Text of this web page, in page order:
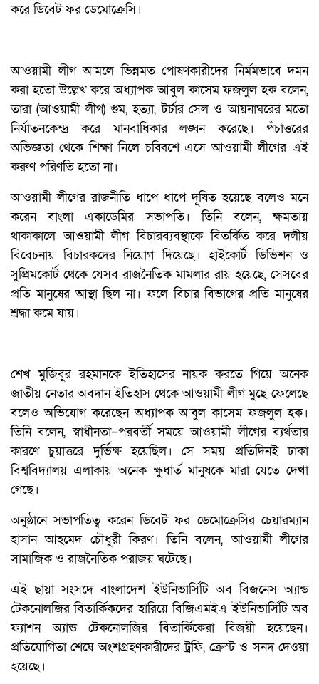
করে ডিবেট ফর ডেমোক্রেসি।
আওয়ামী লীগ আমলে ভিন্নমত পোষণকারীদের নির্মমভাবে দমন
করা হতো উল্লেখ করে অধ্যাপক আবুল কাসেম ফজলুল হক বলেন,
তারা (আওয়ামী লীগ) গুম, হত্যা, টর্চার সেল ও আয়নাঘরের মতো
নির্যাতনকেন্দ্র করে মানবাধিকার লঙ্ঘন করেছে। পঁচাত্তরের
অভিজ্ঞতা থেকে শিক্ষা নিলে চব্বিশে এসে আওয়ামী লীগের এই
করুণ পরিণতি হতো না।
আওয়ামী লীগের রাজনীতি ধাপে ধাপে দূষিত হয়েছে বলেও মনে
করেন বাংলা একাডেমির সভাপতি। তিনি বলেন, ক্ষমতায়
থাকাকালে আওয়ামী লীগ বিচারব্যবস্থাকে বিতর্কিত করে দলীয়
বিবেচনায় বিচারকদের নিয়োগ দিয়েছে। হাইকোর্ট ডিভিশন ও
সুপ্রিমকোর্ট থেকে যেসব রাজনৈতিক মামলার রায় হয়েছে, সেসবের
প্রতি মানুষের আস্থা ছিল না। ফলে বিচার বিভাগের প্রতি মানুষের
শ্রদ্ধা কমে যায়।
শেখ মুজিবুর রহমানকে ইতিহাসের নায়ক করতে গিয়ে অনেক
জাতীয় নেতার অবদান ইতিহাস থেকে আওয়ামী লীগ মুছে ফেলেছে
বলেও অভিযোগ করেছেন অধ্যাপক আবুল কাসেম ফজলুল হক।
তিনি বলেন, স্বাধীনতা–পরবর্তী সময়ে আওয়ামী লীগের ব্যর্থতার
কারণে চুয়াত্তরে দুর্ভিক্ষ হয়েছিল। সে সময় প্রতিদিনই ঢাকা
বিশ্ববিদ্যালয় এলাকায় অনেক ক্ষুধার্ত মানুষকে মারা যেতে দেখা
গেছে।
অনুষ্ঠানে সভাপতিত্ব করেন ডিবেট ফর ডেমোক্রেসির চেয়ারম্যান
হাসান আহমেদ চৌধুরী কিরণ। তিনি বলেন, আওয়ামী লীগের
সামাজিক ও রাজনৈতিক পরাজয় ঘটেছে।
এই ছায়া সংসদে বাংলাদেশ ইউনিভার্সিটি অব বিজনেস অ্যান্ড
টেকনোলজির বিতার্কিকদের হারিয়ে বিজিএমইএ ইউনিভার্সিটি অব
ফ্যাশন অ্যান্ড টেকনোলজির বিতার্কিকেরা বিজয়ী হয়েছেন।
প্রতিযোগিতা শেষে অংশগ্রহণকারীদের ট্রফি, ক্রেস্ট ও সনদ দেওয়া
হয়েছে।